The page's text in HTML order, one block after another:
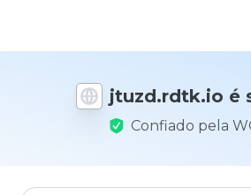
jtuzd.rdtk.io é
Confiado pela
que